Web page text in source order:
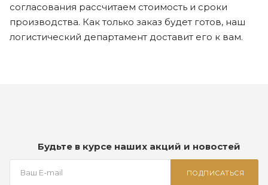
согласования рассчитаем стоимость и сроки
производства. Как только заказ будет готов, наш
логистический департамент доставит его к вам.
Будьте в курсе наших акций и новостей
ПОДПИСАТЬСЯ